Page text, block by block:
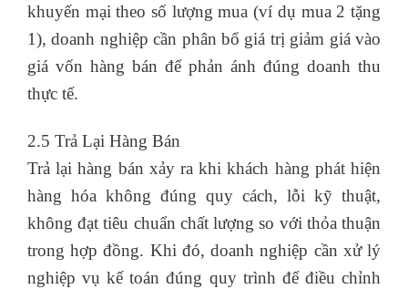
khuyến mại theo số lượng mua (ví dụ mua 2 tặng
1), doanh nghiệp cần phân bổ giá trị giảm giá vào
giá vốn hàng bán để phản ánh đúng doanh thu
thực tế.
2.5 Trả Lại Hàng Bán
Trả lại hàng bán xảy ra khi khách hàng phát hiện
hàng hóa không đúng quy cách, lỗi kỹ thuật,
không đạt tiêu chuẩn chất lượng so với thỏa thuận
trong hợp đồng. Khi đó, doanh nghiệp cần xử lý
nghiệp vụ kế toán đúng quy trình để điều chỉnh